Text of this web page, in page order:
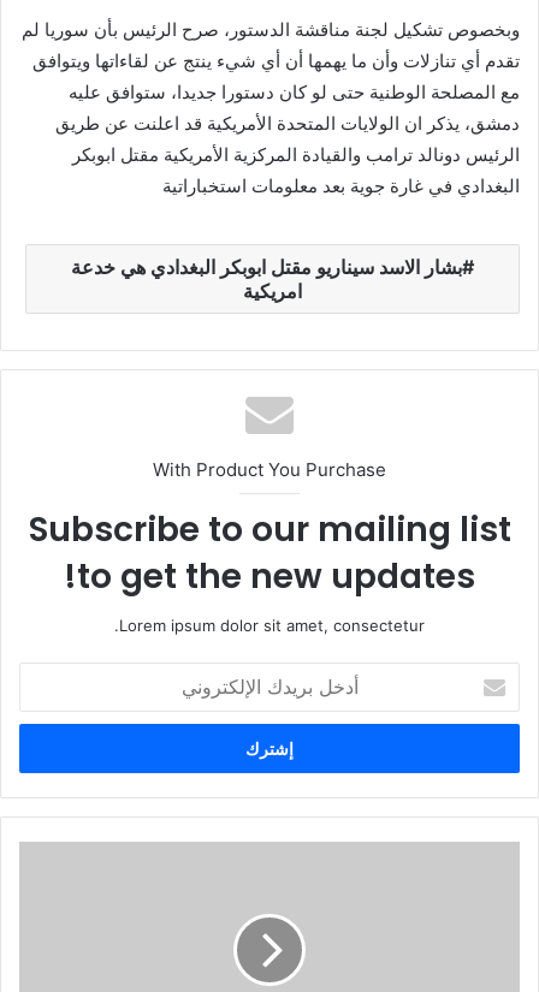
وبخصوص تشكيل لجنة مناقشة الدستور، صرح الرئيس بأن سوريا لم
تقدم أي تنازلات وأن ما يهمها أن أي شيء ينتج عن لقاءاتها ويتوافق
مع المصلحة الوطنية حتى لو كان دستورا جديدا، ستوافق عليه
دمشق، يذكر ان الولايات المتحدة الأمريكية قد اعلنت عن طريق
الرئيس دونالد ترامب والقيادة المركزية الأمريكية مقتل ابوبكر
البغدادي في غارة جوية بعد معلومات استخباراتية
بشار الاسد سيناريو مقتل ابوبكر البغدادي هي خدعة
امريكية
With Product You Purchase
Subscribe to our mailing list
to get the new updates!
Lorem ipsum dolor sit amet, consectetur.
خ
ب
ر